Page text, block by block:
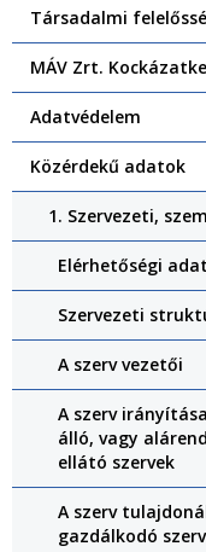
Társadalmi
MÁV Zrt.
Adatvédelem
Közérdekű adatok
1. Szervezeti,
Elérhetőségi
Szervezeti
A szerv vezetői
A szerv
álló, vagy
ellátó szervek
A szerv
gazdálkodó